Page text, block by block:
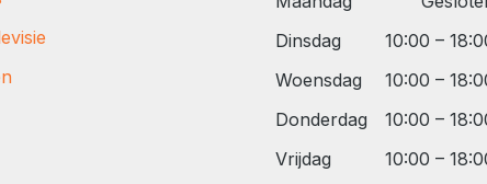
Dinsdag
10:00 –
Woensdag
10:00 –
Donderdag
10:00 –
Vrijdag
10:00 –